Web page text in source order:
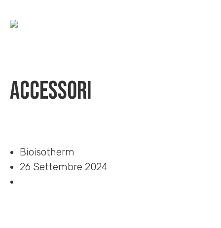
Accessori
Bioisotherm
26 Settembre 2024